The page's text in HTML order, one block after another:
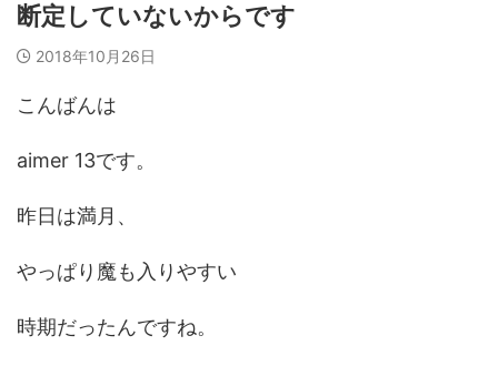
断定していないからです
2018年10月26日
こんばんは
aimer 13です。
昨日は満月、
やっぱり魔も入りやすい
時期だったんですね。